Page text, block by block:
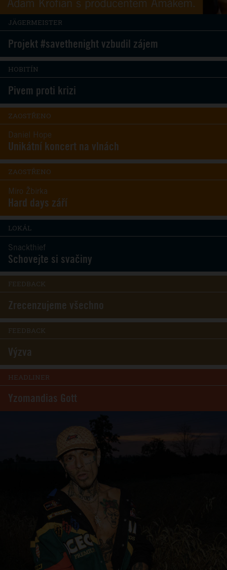
JÄGERMEISTER
Projekt #savethenight vzbudil zájem
HOBITÍN
Pivem proti krizi
ZAOSTŘENO
Daniel Hope
Unikátní koncert na vlnách
ZAOSTŘENO
Miro Žbirka
Hard days září
LOKÁL
Snackthief
Schovejte si svačiny
FEEDBACK
Zrecenzujeme všechno
FEEDBACK
Výzva
HEADLINER
Yzomandias Gott